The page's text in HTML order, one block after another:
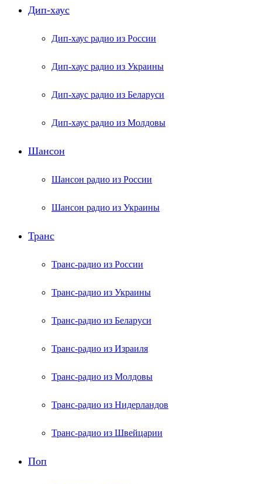
Дип-хаус
Дип-хаус радио из России
Дип-хаус радио из Украины
Дип-хаус радио из Беларуси
Дип-хаус радио из Молдовы
Шансон
Шансон радио из России
Шансон радио из Украины
Транс
Транс-радио из России
Транс-радио из Украины
Транс-радио из Беларуси
Транс-радио из Израиля
Транс-радио из Молдовы
Транс-радио из Нидерландов
Транс-радио из Швейцарии
Поп